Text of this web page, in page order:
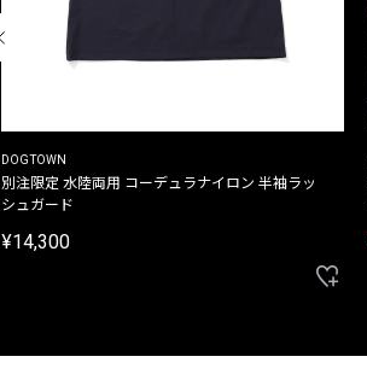
DOGTOWN
別注限定 水陸両用 コーデュラナイロン 半袖ラッ
シュガード
¥14,300